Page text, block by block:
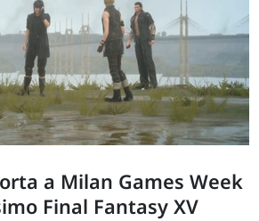
a Milan Games Week
Final Fantasy XV